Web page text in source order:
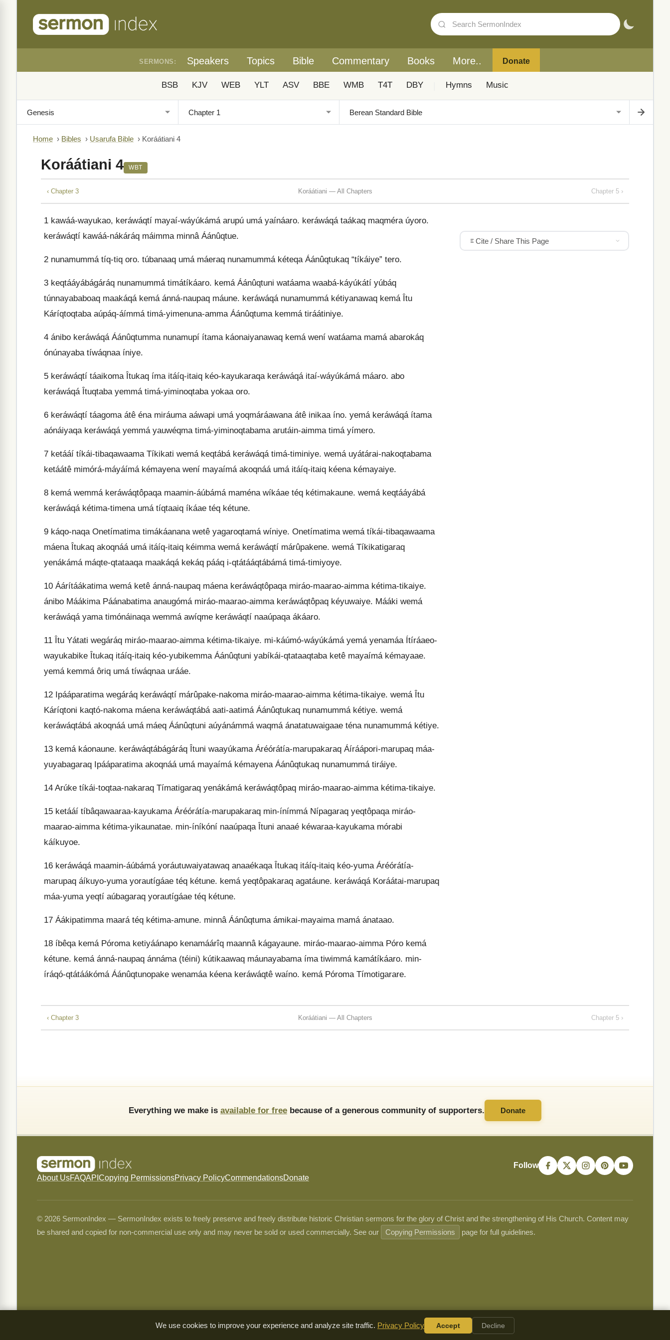
SERMONS: Speakers Topics Bible Commentary Books More.. Donate
BSB KJV WEB YLT ASV BBE WMB T4T DBY Hymns Music
Home › Bibles › Usarufa Bible › Koráátiani 4
Koráátiani 4 WBT
‹ Chapter 3 Koráátiani — All Chapters Chapter 5 ›
1 kawáá-wayukao, keráwáqtí mayaí-wáyúkámá arupú umá yaínáaro. keráwáqá taákaq maqméra úyoro.
keráwáqtí kawáá-nákáráq máimma minnâ Áánûqtue.
2 nunamummá tíq-tiq oro. túbanaaq umá máeraq nunamummá kéteqa Áánûqtukaq “tíkáiye” tero.
3 keqtááyábágáráq nunamummá timátíkáaro. kemá Áánûqtuni watáama waabá-káyúkátí yúbáq
túnnayababoaq maakáqá kemá ánná-naupaq máune. keráwáqá nunamummá kétiyanawaq kemá Îtu
Káríqtoqtaba aúpáq-áímmá timá-yimenuna-amma Áánûqtuma kemmá tiráátiniye.
4 ánibo keráwáqá Áánûqtumma nunamupí ítama káonaiyanawaq kemá wení watáama mamá abarokáq
ónúnayaba tíwáqnaa íniye.
5 keráwáqtí táaikoma Îtukaq íma itáíq-itaiq kéo-kayukaraqa keráwáqá itaí-wáyúkámá máaro. abo
keráwáqá Îtuqtaba yemmá timá-yiminoqtaba yokaa oro.
6 keráwáqtí táagoma átê éna miráuma aáwapi umá yoqmáráawana átê inikaa íno. yemá keráwáqá ítama
aónáiyaqa keráwáqá yemmá yauwéqma timá-yiminoqtabama arutáin-aimma timá yímero.
7 ketááí tíkái-tibaqawaama Tíkikati wemá keqtábá keráwáqá timá-timiniye. wemá uyátárai-nakoqtabama
ketáátê mimórá-máyáímá kémayena wení mayaímá akoqnáá umá itáíq-itaiq kéena kémayaiye.
8 kemá wemmá keráwáqtôpaqa maamin-áúbámá maména wíkáae téq kétimakaune. wemá keqtááyábá
keráwáqá kétima-timena umá tíqtaaiq íkáae téq kétune.
9 káqo-naqa Onetímatima timákáanana wetê yagaroqtamá wíniye. Onetímatima wemá tíkái-tibaqawaama
máena Îtukaq akoqnáá umá itáíq-itaiq kéimma wemá keráwáqtí márûpakene. wemá Tíkikatigaraq
yenákámá máqte-qtataaqa maakáqá kekáq pááq i-qtátááqtábámá timá-timiyoye.
10 Áárítáákatima wemá ketê ánná-naupaq máena keráwáqtôpaqa miráo-maarao-aimma kétima-tikaiye.
ánibo Máákima Páánabatima anaugómá miráo-maarao-aimma keráwáqtôpaq kéyuwaiye. Mááki wemá
keráwáqá yama timónáinaqa wemmá awíqme keráwáqtí naaúpaqa ákáaro.
11 Îtu Yátati wegáráq miráo-maarao-aimma kétima-tikaiye. mi-káúmó-wáyúkámá yemá yenamáa Ítíráaeo-
wayukabike Îtukaq itáíq-itaiq kéo-yubikemma Áánûqtuni yabíkái-qtataaqtaba ketê mayaímá kémayaae.
yemá kemmá ôriq umá tíwáqnaa urááe.
12 Ipááparatima wegáráq keráwáqtí márûpake-nakoma miráo-maarao-aimma kétima-tikaiye. wemá Îtu
Káríqtoni kaqtó-nakoma máena keráwáqtábá aati-aatimá Áánûqtukaq nunamummá kétiye. wemá
keráwáqtábá akoqnáá umá máeq Áánûqtuni aúyánámmá waqmá ánatatuwaigaae téna nunamummá kétiye.
13 kemá káonaune. keráwáqtábágáráq Îtuni waayúkama Áréórátía-marupakaraq Áíráápori-marupaq máa-
yuyabagaraq Ipááparatima akoqnáá umá mayaímá kémayena Áánûqtukaq nunamummá tiráiye.
14 Arúke tíkái-toqtaa-nakaraq Tímatigaraq yenákámá keráwáqtôpaq miráo-maarao-aimma kétima-tikaiye.
15 ketááí tíbâqawaaraa-kayukama Áréórátía-marupakaraq min-ínímmá Nípagaraq yeqtôpaqa miráo-
maarao-aimma kétima-yikaunatae. min-íníkóní naaúpaqa Îtuni anaaé kéwaraa-kayukama mórabi
káíkuyoe.
16 keráwáqá maamin-áúbámá yoráutuwaiyatawaq anaaékaqa Îtukaq itáíq-itaiq kéo-yuma Áréórátía-
marupaq áíkuyo-yuma yorautígáae téq kétune. kemá yeqtôpakaraq agatáune. keráwáqá Koráátai-marupaq
máa-yuma yeqtí aúbagaraq yorautígáae téq kétune.
17 Áákipatimma maará téq kétima-amune. minnâ Áánûqtuma ámikai-mayaima mamá ánataao.
18 íbêqa kemá Póroma ketiyáánapo kenamáárîq maannâ kágayaune. miráo-maarao-aimma Póro kemá
kétune. kemá ánná-naupaq ánnáma (téini) kútikaawaq máunayabama íma tiwimmá kamátíkáaro. min-
íráqó-qtátáákómá Áánûqtunopake wenamáa kéena keráwáqtê waíno. kemá Póroma Tímotigarare.
Cite / Share This Page
‹ Chapter 3 Koráátiani — All Chapters Chapter 5 ›
Everything we make is available for free because of a generous community of supporters. Donate
About UsFAQAPI Copying PermissionsPrivacy PolicyCommendationsDonate
Follow
© 2026 SermonIndex — SermonIndex exists to freely preserve and freely distribute historic Christian sermons for the glory of Christ and the strengthening of His Church. Content may
be shared and copied for non-commercial use only and may never be sold or used commercially. See our
Copying Permissions page for full guidelines.
We use cookies to improve your experience and analyze site traffic. Privacy Policy Accept Decline